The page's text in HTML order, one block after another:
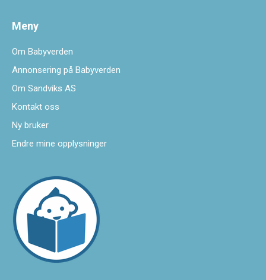
Meny
Om Babyverden
Annonsering på Babyverden
Om Sandviks AS
Kontakt oss
Ny bruker
Endre mine opplysninger